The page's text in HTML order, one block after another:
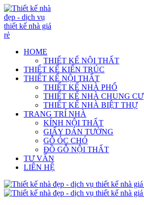
HOME
THIẾT KẾ NỘI THẤT
THIẾT KẾ KIẾN TRÚC
THIẾT KẾ NỘI THẤT
THIẾT KẾ NHÀ PHỐ
THIẾT KẾ NHÀ CHUNG CƯ
THIẾT KẾ NHÀ BIỆT THỰ
TRANG TRÍ NHÀ
KÍNH NỘI THẤT
GIẤY DÁN TƯỜNG
GỖ ÓC CHÓ
ĐỒ GỖ NỘI THẤT
TƯ VẤN
LIÊN HỆ